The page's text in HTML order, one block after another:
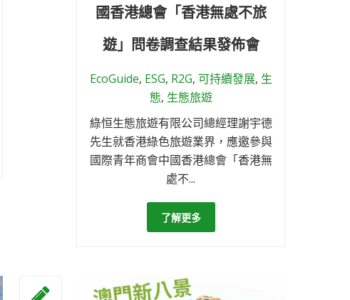
國香港總會「香港無處不旅
遊」問卷調查結果發佈會
EcoGuide, ESG, R2G, 可持續發展, 生
態, 生態旅遊
綠恒生態旅遊有限公司總經理謝宇德
先生就香港綠色旅遊業界，應邀參與
國際青年商會中國香港總會「香港無
處不...
了解更多